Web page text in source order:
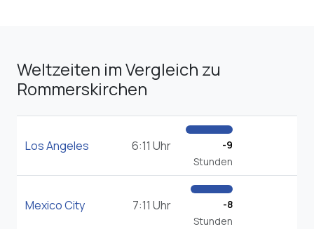
Weltzeiten im Vergleich zu
Rommerskirchen
Los Angeles 6:11 Uhr
-9
Stunden
Mexico City 7:11 Uhr
-8
Stunden